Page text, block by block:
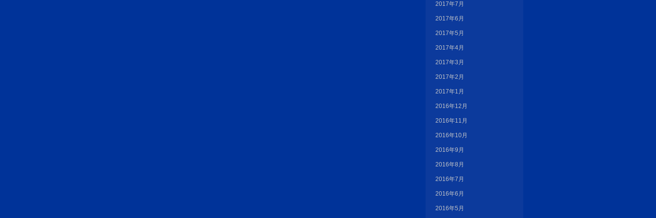
2017年7月
2017年6月
2017年5月
2017年4月
2017年3月
2017年2月
2017年1月
2016年12月
2016年11月
2016年10月
2016年9月
2016年8月
2016年7月
2016年6月
2016年5月